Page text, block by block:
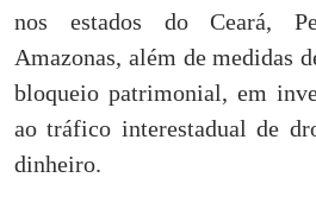
nos estados do Ceará,
Amazonas, além de medidas
bloqueio patrimonial, em
ao tráfico interestadual de
dinheiro.